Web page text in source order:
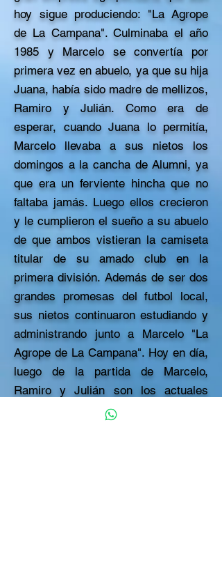
hoy sigue produciendo: "La Agrope
de La Campana". Culminaba el año
1985 y Marcelo se convertía por
primera vez en abuelo, ya que su hija
Juana, había sido madre de mellizos,
Ramiro y Julián. Como era de
esperar, cuando Juana lo permitía,
Marcelo llevaba a sus nietos los
domingos a la cancha de Alumni, ya
que era un ferviente hincha que no
faltaba jamás. Luego ellos crecieron
y le cumplieron el sueño a su abuelo
de que ambos vistieran la camiseta
titular de su amado club en la
primera división. Además de ser dos
grandes promesas del futbol local,
sus nietos continuaron estudiando y
administrando junto a Marcelo "La
Agrope de La Campana". Hoy en día,
luego de la partida de Marcelo,
Ramiro y Julián son los actuales
encargados de la empresa, quienes